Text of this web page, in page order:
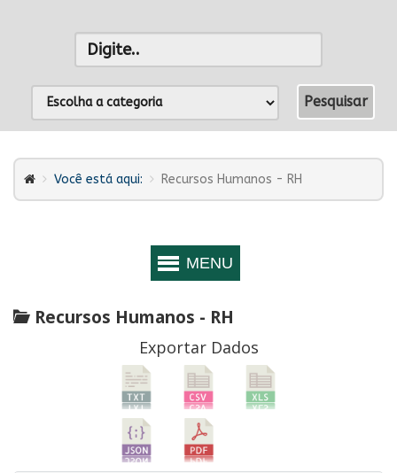
Você está aqui: Recursos Humanos - RH
Recursos Humanos - RH
Exportar Dados